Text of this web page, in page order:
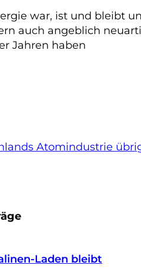
war, ist und bleibt
auch angeblich
Jahren haben
Atomindustrie
Laden bleibt